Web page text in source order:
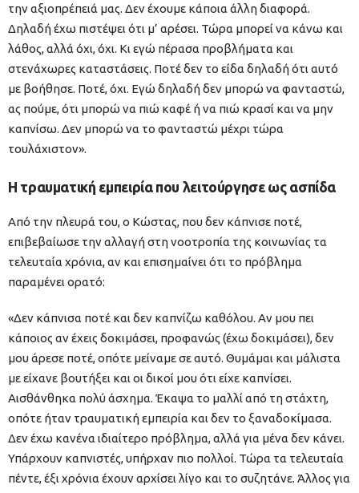
την αξιοπρέπειά μας. Δεν έχουμε κάποια άλλη διαφορά.
Δηλαδή έχω πιστέψει ότι μ’ αρέσει. Τώρα μπορεί να κάνω και
λάθος, αλλά όχι, όχι. Κι εγώ πέρασα προβλήματα και
στενάχωρες καταστάσεις. Ποτέ δεν το είδα δηλαδή ότι αυτό
με βοήθησε. Ποτέ, όχι. Εγώ δηλαδή δεν μπορώ να φανταστώ,
ας πούμε, ότι μπορώ να πιώ καφέ ή να πιώ κρασί και να μην
καπνίσω. Δεν μπορώ να το φανταστώ μέχρι τώρα
τουλάχιστον».
Η τραυματική εμπειρία που λειτούργησε ως ασπίδα
Από την πλευρά του, ο Κώστας, που δεν κάπνισε ποτέ,
επιβεβαίωσε την αλλαγή στη νοοτροπία της κοινωνίας τα
τελευταία χρόνια, αν και επισημαίνει ότι το πρόβλημα
παραμένει ορατό:
«Δεν κάπνισα ποτέ και δεν καπνίζω καθόλου. Αν μου πει
κάποιος αν έχεις δοκιμάσει, προφανώς (έχω δοκιμάσει), δεν
μου άρεσε ποτέ, οπότε μείναμε σε αυτό. Θυμάμαι και μάλιστα
με είχανε βουτήξει και οι δικοί μου ότι είχε καπνίσει.
Αισθάνθηκα πολύ άσχημα. Έκαψα το μαλλί από τη στάχτη,
οπότε ήταν τραυματική εμπειρία και δεν το ξαναδοκίμασα.
Δεν έχω κανένα ιδιαίτερο πρόβλημα, αλλά για μένα δεν κάνει.
Υπάρχουν καπνιστές, υπήρχαν πιο πολλοί. Τώρα τα τελευταία
πέντε, έξι χρόνια έχουν αρχίσει λίγο και το συζητάνε. Άλλος για